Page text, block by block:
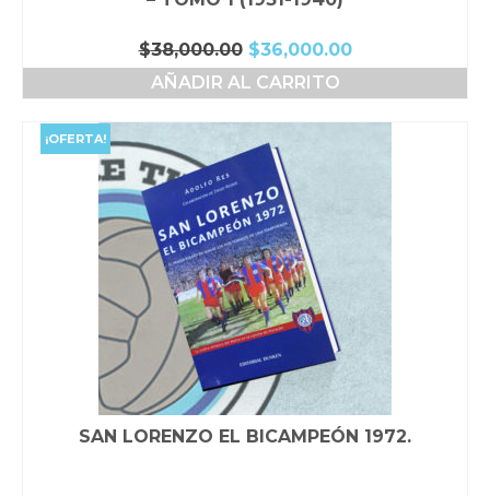
$38,000.00 El
precio
original
$38,000.00.
$36,000.00El
precio
AÑADIR AL CARRITO
¡OFERTA!
SAN LORENZO EL BICAMPEÓN 1972.